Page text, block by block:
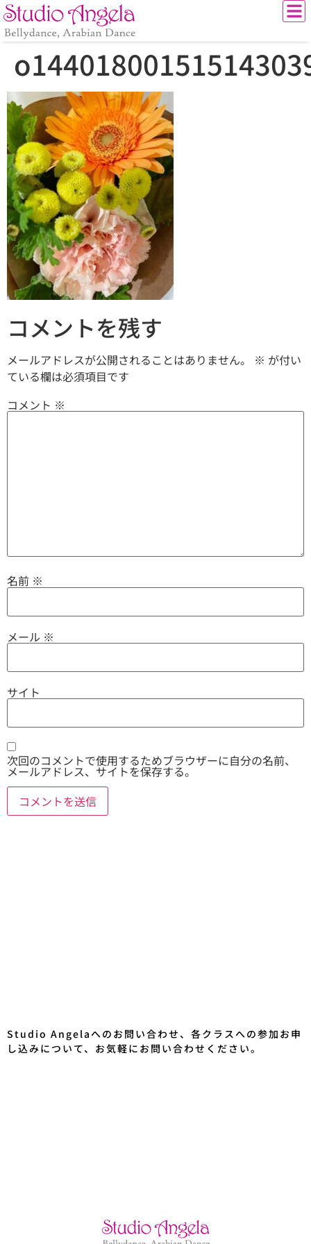
コメントを残す
メールアドレスが公開されることはありません。 ※ が付い
ている欄は必須項目です
コメント ※
名前 ※
メール ※
サイト
次回のコメントで使用するためブラウザーに自分の名前、
メールアドレス、サイトを保存する。
Studio Angelaへのお問い合わせ、各クラスへの参加お申
し込みについて、お気軽にお問い合わせください。